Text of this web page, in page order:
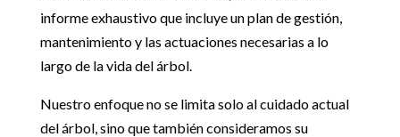
informe exhaustivo que incluye un plan de gestión,
mantenimiento y las actuaciones necesarias a lo
largo de la vida del árbol.
Nuestro enfoque no se limita solo al cuidado actual
del árbol, sino que también consideramos su